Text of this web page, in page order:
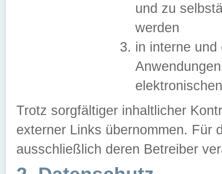
und zu
werden
in interne
Trotz sorgfältiger inhaltlicher
externer Links übernommen. Für
ausschließlich deren Betreiber